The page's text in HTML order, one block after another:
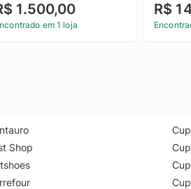
1.500,00
em 1 loja
R$
Shop